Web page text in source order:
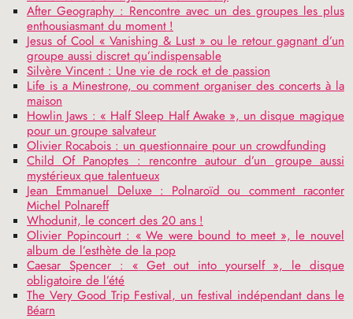
After Geography : Rencontre avec un des groupes les plus
enthousiasmant du moment !
Jesus of Cool « Vanishing & Lust » ou le retour gagnant d’un
groupe aussi discret qu’indispensable
Silvère Vincent : Une vie de rock et de passion
Life is a Minestrone, ou comment organiser des concerts à la
maison
Howlin Jaws : « Half Sleep Half Awake », un disque magique
pour un groupe salvateur
Olivier Rocabois : un questionnaire pour un crowdfunding
Child Of Panoptes : rencontre autour d’un groupe aussi
mystérieux que talentueux
Jean Emmanuel Deluxe : Polnaroïd ou comment raconter
Michel Polnareff
Whodunit, le concert des 20 ans !
Olivier Popincourt : « We were bound to meet », le nouvel
album de l’esthète de la pop
Caesar Spencer : « Get out into yourself », le disque
obligatoire de l’été
The Very Good Trip Festival, un festival indépendant dans le
Béarn